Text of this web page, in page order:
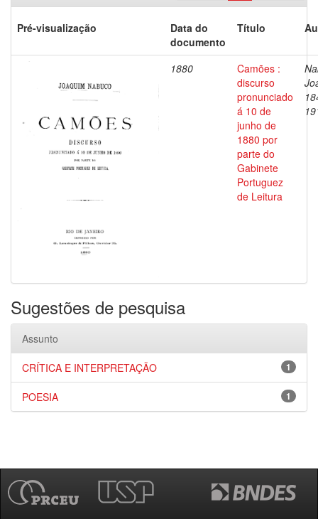
Pré-visualização
Data do
documento
Título
1880
Camões :
discurso
pronunciado
á 10 de
junho de
1880 por
parte do
Gabinete
Portuguez
de Leitura
Sugestões de pesquisa
Assunto
1
CRÍTICA E INTERPRETAÇÃO
1
POESIA